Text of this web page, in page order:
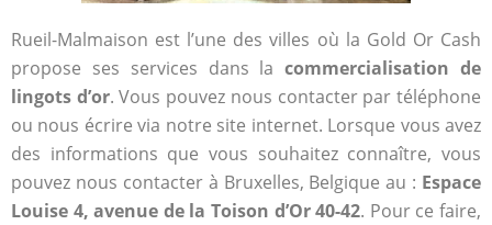
Rueil-Malmaison est l’une des villes où la Gold Or Cash
propose ses services dans lacommercialisation de
lingots d’or. Vous pouvez nous contacter par téléphone
ou nous écrire via notre site internet. Lorsque vous avez
des informations que vous souhaitez connaître, vous
pouvez nous contacter à Bruxelles, Belgique au : Espace
Louise 4, avenue de la Toison d’Or 40-42. Pour ce faire,